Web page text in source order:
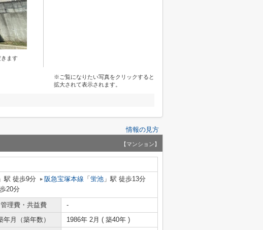
ます
※ご覧になりたい写真をクリックすると
拡大されて表示されます。
情報の見方
【マンション】
」駅 徒歩9分 阪急宝塚本線 「 蛍池 」駅 徒歩13分
20分
管理費・共益費
-
年月（築年数） 1986年 2月 ( 築40年 )